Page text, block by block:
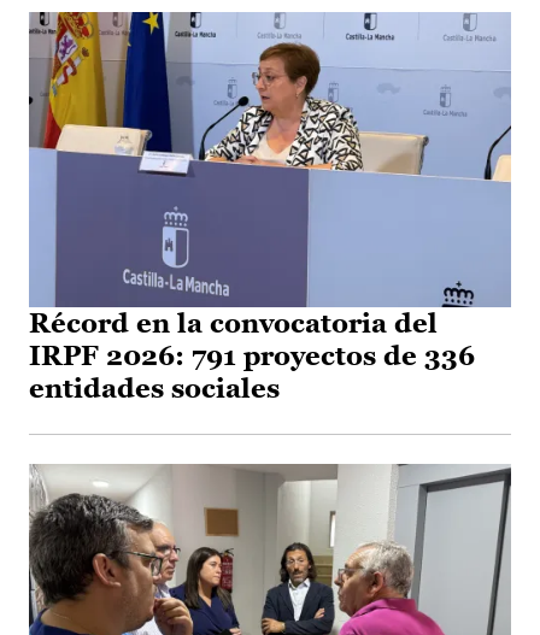
Récord en la convocatoria del
IRPF 2026: 791 proyectos de 336
entidades sociales